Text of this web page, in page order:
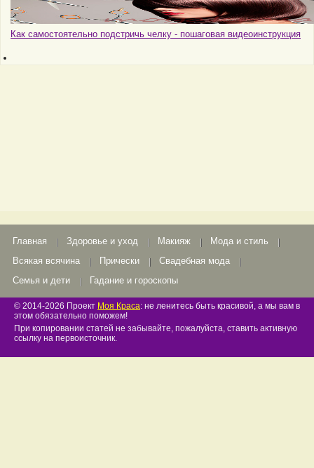
Как самостоятельно подстричь челку - пошаговая видеоинструкция
Главная Здоровье и уход Макияж
Мода и стиль
Всякая всячина
Прически
Свадебная мода
Семья и дети
Гадание и гороскопы
© 2014-2026 Проект Моя Краса: не ленитесь быть красивой, а мы вам в
этом обязательно поможем!
При копировании статей не забывайте, пожалуйста, ставить активную
ссылку на первоисточник.